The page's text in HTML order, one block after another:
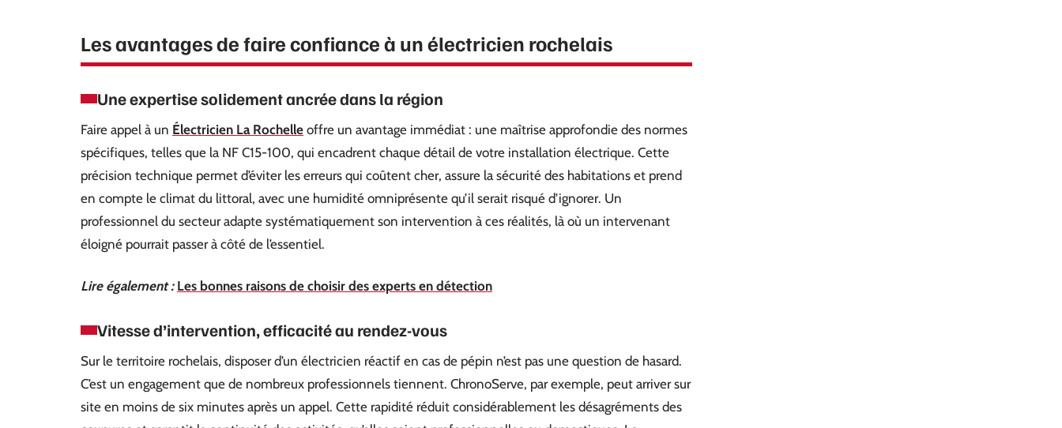
Les avantages de faire confiance à un électricien rochelais
Une expertise solidement ancrée dans la région
Faire appel à un Électricien La Rochelle offre un avantage immédiat : une maîtrise approfondie des normes
spécifiques, telles que la NF C15-100, qui encadrent chaque détail de votre installation électrique. Cette
précision technique permet d’éviter les erreurs qui coûtent cher, assure la sécurité des habitations et prend
en compte le climat du littoral, avec une humidité omniprésente qu’il serait risqué d’ignorer. Un
professionnel du secteur adapte systématiquement son intervention à ces réalités, là où un intervenant
éloigné pourrait passer à côté de l’essentiel.
Lire également : Les bonnes raisons de choisir des experts en détection
Vitesse d’intervention, efficacité au rendez-vous
Sur le territoire rochelais, disposer d’un électricien réactif en cas de pépin n’est pas une question de hasard.
C’est un engagement que de nombreux professionnels tiennent. ChronoServe, par exemple, peut arriver sur
site en moins de six minutes après un appel. Cette rapidité réduit considérablement les désagréments des